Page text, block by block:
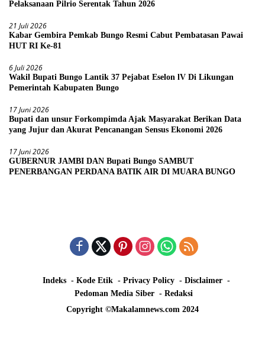
Pelaksanaan Pilrio Serentak Tahun 2026
21 Juli 2026
Kabar Gembira Pemkab Bungo Resmi Cabut Pembatasan Pawai
HUT RI Ke-81
6 Juli 2026
Wakil Bupati Bungo Lantik 37 Pejabat Eselon lV Di Likungan
Pemerintah Kabupaten Bungo
17 Juni 2026
Bupati dan unsur Forkompimda Ajak Masyarakat Berikan Data
yang Jujur dan Akurat Pencanangan Sensus Ekonomi 2026
17 Juni 2026
GUBERNUR JAMBI DAN Bupati Bungo SAMBUT
PENERBANGAN PERDANA BATIK AIR DI MUARA BUNGO
Indeks Kode Etik Privacy Policy
Disclaimer
Pedoman Media Siber
Redaksi
Copyright ©Makalamnews.com 2024